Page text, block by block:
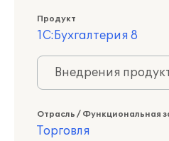
Продукт
1С:Бухгалтерия 8
Внедрения
Отрасль / Функциональная
Торговля